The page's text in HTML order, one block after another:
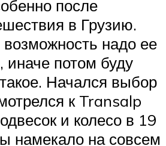
после
в Грузию.
надо ее
иначе потом буду
Начался выбор
к Transalp
и колесо в 19
намекало на совсем